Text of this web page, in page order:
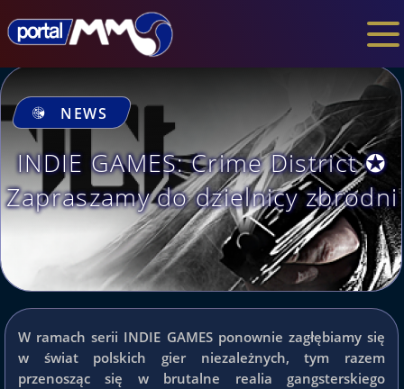
NEWS
INDIE GAMES: Crime District ✪
Zapraszamy do dzielnicy zbrodni
W ramach serii INDIE GAMES ponownie zagłębiamy się
w świat polskich gier niezależnych, tym razem
przenosząc się w brutalne realia gangsterskiego